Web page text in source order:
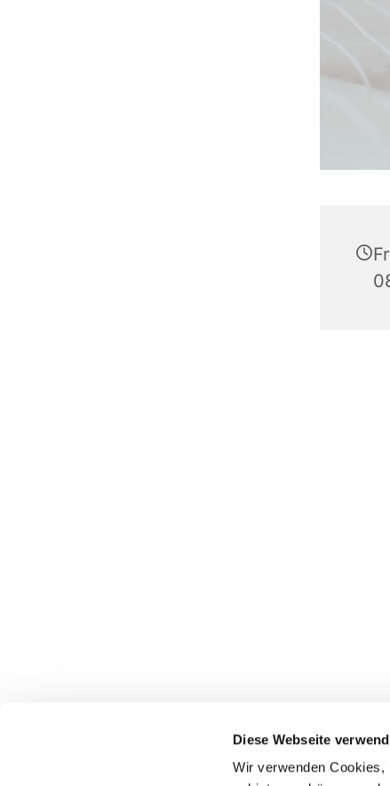
Diese Webseite
Wir verwenden Cookies,